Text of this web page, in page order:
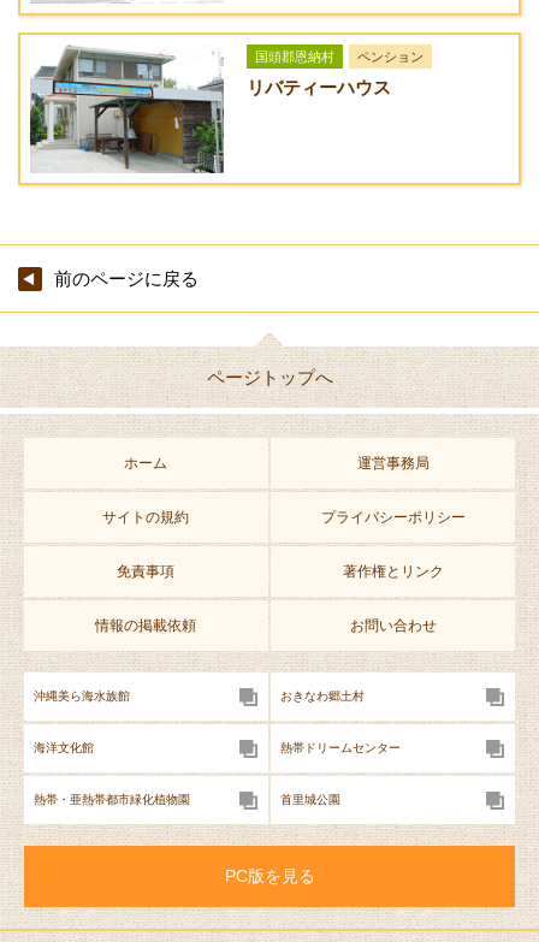
島、ネオパーク、パイン園
国頭郡恩納村 ペンション
リバティーハウス
前のページに戻る
ページトップへ
ホーム 運営事務局
サイトの規約 プライバシーポリシー
免責事項 著作権とリンク
情報の掲載依頼 お問い合わせ
沖縄美ら海水族館 おきなわ郷土村
海洋文化館 熱帯ドリームセンター
熱帯・亜熱帯都市緑化植物園 首里城公園
PC版を見る